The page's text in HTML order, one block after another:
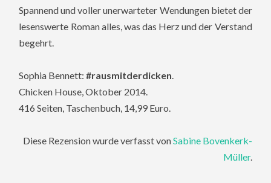
Spannend und voller unerwarteter Wendungen bietet der
lesenswerte Roman alles, was das Herz und der Verstand
begehrt.
Sophia Bennett:#rausmitderdicken.
Chicken House, Oktober 2014.
416 Seiten, Taschenbuch, 14,99 Euro.
Diese Rezension wurde verfasst vonSabine Bovenkerk-
Müller.